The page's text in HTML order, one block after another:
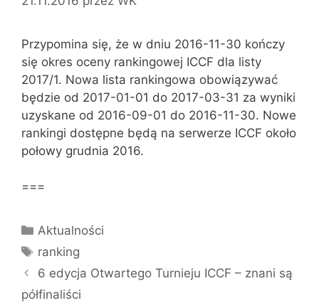
Przypomina się, że w dniu 2016-11-30 kończy
się okres oceny rankingowej ICCF dla listy
2017/1. Nowa lista rankingowa obowiązywać
będzie od 2017-01-01 do 2017-03-31 za wyniki
uzyskane od 2016-09-01 do 2016-11-30. Nowe
rankingi dostępne będą na serwerze ICCF około
połowy grudnia 2016.
===
Kategorie
Aktualności
Tagi
ranking
6 edycja Otwartego Turnieju ICCF – znani są
półfinaliści